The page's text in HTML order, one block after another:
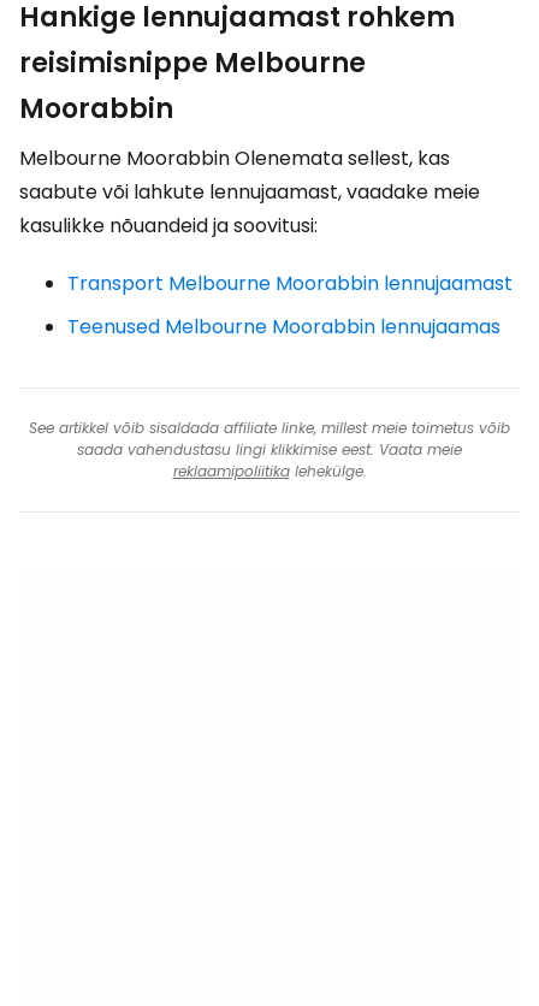
Hankige lennujaamast rohkem
reisimisnippe Melbourne
Moorabbin
Melbourne Moorabbin Olenemata sellest, kas
saabute või lahkute lennujaamast, vaadake meie
kasulikke nõuandeid ja soovitusi:
Transport Melbourne Moorabbin lennujaamast
Teenused Melbourne Moorabbin lennujaamas
See artikkel võib sisaldada affiliate linke, millest meie toimetus võib
saada vahendustasu lingi klikkimise eest. Vaata meie
reklaamipoliitikalehekülge.